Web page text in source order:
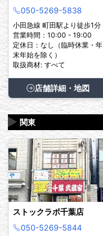
050-5269-5838
小田急線 町田駅より徒歩1分
営業時間：10:00 - 19:00
定休日：なし（臨時休業・年
末年始を除く）
取扱商材: すべて
店舗詳細・地図
関東
▶
ストックラボ千葉店
050-5269-5844